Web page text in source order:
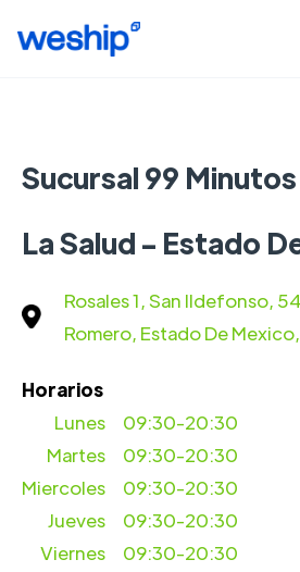
Sucursal 99
La Salud - Estado
Rosales 1, San Ildefonso,
Romero, Estado De
Horarios
09:30-20:30
Martes
Miercoles
Lunes
09:30-20:30
09:30-20:30
Jueves
09:30-20:30
Viernes
09:30-20:30